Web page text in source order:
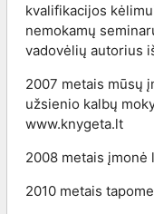
kvalifikacijos
nemokamų
vadovėlių autorius
2007 metais mūsų
užsienio kalbų
www.knygeta.lt
2008 metais įmonė
2010 metais